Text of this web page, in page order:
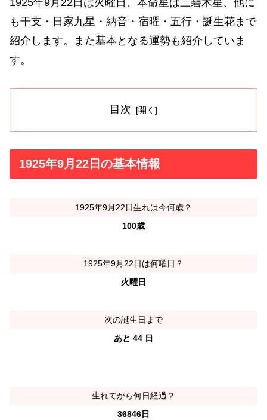
も干支・日家九星・納音・宿曜・五行・誕生花まで
紹介します。また基本となる運勢も紹介していま
す。
目次
1925年9月22日の基本情報
1925年9月22日生れは今何歳？
100歳
1925年9月22日は何曜日？
火曜日
次の誕生日まで
あと 44 日
生れてから何日経過？
36846日